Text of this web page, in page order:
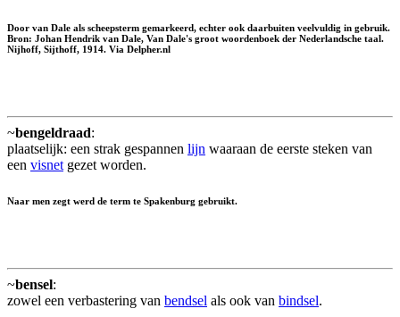
Door van Dale als scheepsterm gemarkeerd, echter ook daarbuiten veelvuldig in gebruik.
Bron: Johan Hendrik van Dale, Van Dale's groot woordenboek der Nederlandsche taal.
Nijhoff, Sijthoff, 1914. Via Delpher.nl
~bengeldraad:
plaatselijk: een strak gespannen lijn waaraan de eerste steken van
een visnet gezet worden.
Naar men zegt werd de term te Spakenburg gebruikt.
~bensel:
zowel een verbastering van bendsel als ook van bindsel.